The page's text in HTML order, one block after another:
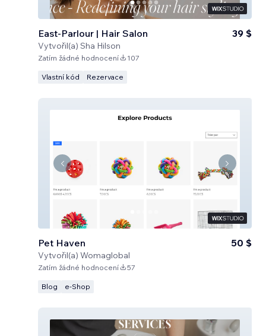
East-Parlour | Hair Salon
Vytvořil(a) Sha Hilson
39 $
Zatím žádné hodnocení 107
Vlastní kód Rezervace
Pet Haven
Vytvořil(a) Womaglobal
50 $
Zatím žádné hodnocení 57
Blog e‑Shop